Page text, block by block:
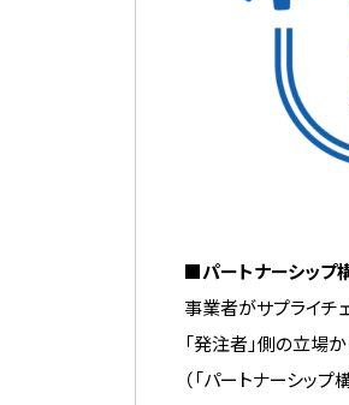
■パートナーシップ
事業者がサプライチ
「発注者」側の立場
（「パートナーシップ